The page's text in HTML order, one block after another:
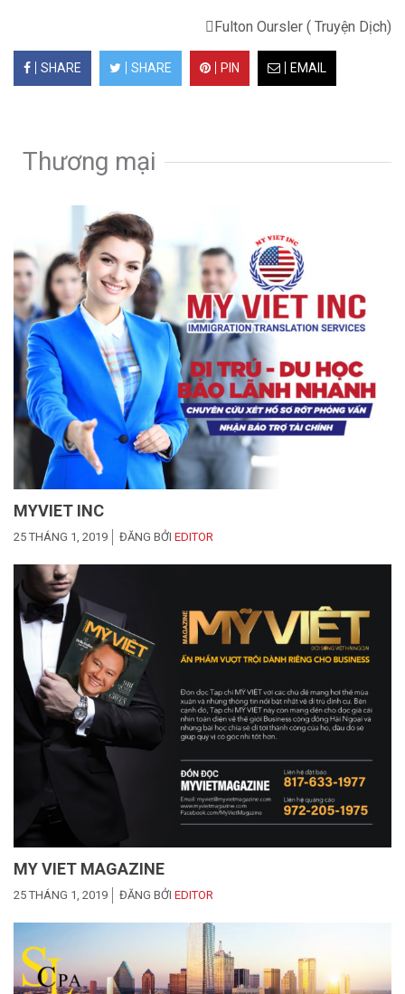
Fulton Oursler ( Truyện Dịch)
SHARE SHARE PIN EMAIL
Thương mại
MYVIET INC
25 THÁNG 1, 2019 ĐĂNG BỞI EDITOR
MY VIET MAGAZINE
25 THÁNG 1, 2019 ĐĂNG BỞI EDITOR